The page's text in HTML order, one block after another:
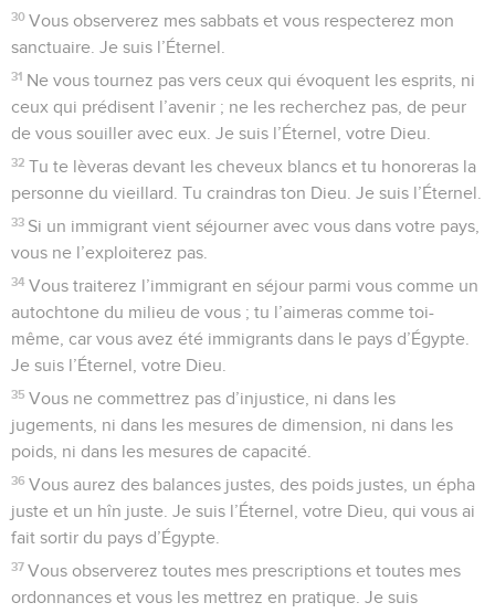
30 Vous observerez mes sabbats et vous respecterez mon
sanctuaire. Je suis l’Éternel.
31 Ne vous tournez pas vers ceux qui évoquent les esprits, ni
ceux qui prédisent l’avenir ; ne les recherchez pas, de peur
de vous souiller avec eux. Je suis l’Éternel, votre Dieu.
32 Tu te lèveras devant les cheveux blancs et tu honoreras la
personne du vieillard. Tu craindras ton Dieu. Je suis l’Éternel.
33 Si un immigrant vient séjourner avec vous dans votre pays,
vous ne l’exploiterez pas.
34 Vous traiterez l’immigrant en séjour parmi vous comme un
autochtone du milieu de vous ; tu l’aimeras comme toi-
même, car vous avez été immigrants dans le pays d’Égypte.
Je suis l’Éternel, votre Dieu.
35 Vous ne commettrez pas d’injustice, ni dans les
jugements, ni dans les mesures de dimension, ni dans les
poids, ni dans les mesures de capacité.
36 Vous aurez des balances justes, des poids justes, un épha
juste et un hîn juste. Je suis l’Éternel, votre Dieu, qui vous ai
fait sortir du pays d’Égypte.
37 Vous observerez toutes mes prescriptions et toutes mes
ordonnances et vous les mettrez en pratique. Je suis